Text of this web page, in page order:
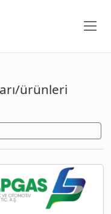
ürünleri